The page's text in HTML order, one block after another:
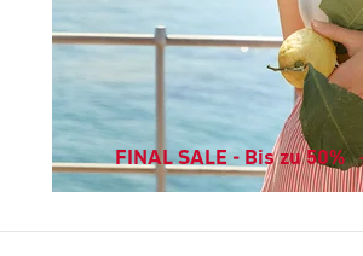
FINAL SALE - Bis zu 50%